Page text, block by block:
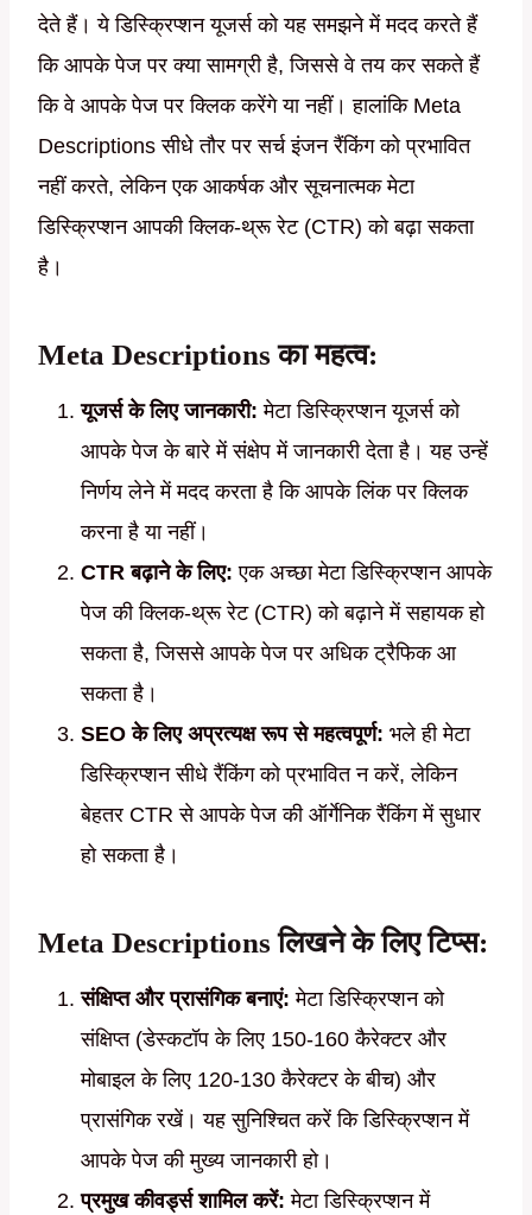
देते हैं। ये डिस्क्रिप्शन यूजर्स को यह समझने में मदद करते हैं
कि आपके पेज पर क्या सामग्री है, जिससे वे तय कर सकते हैं
कि वे आपके पेज पर क्लिक करेंगे या नहीं। हालांकि Meta
Descriptions सीधे तौर पर सर्च इंजन रैंकिंग को प्रभावित
नहीं करते, लेकिन एक आकर्षक और सूचनात्मक मेटा
डिस्क्रिप्शन आपकी क्लिक-थ्रू रेट (CTR) को बढ़ा सकता
है।
Meta Descriptions का महत्व:
यूजर्स के लिए जानकारी: मेटा डिस्क्रिप्शन यूजर्स को
आपके पेज के बारे में संक्षेप में जानकारी देता है। यह उन्हें
निर्णय लेने में मदद करता है कि आपके लिंक पर क्लिक
करना है या नहीं।
CTR बढ़ाने के लिए: एक अच्छा मेटा डिस्क्रिप्शन आपके
पेज की क्लिक-थ्रू रेट (CTR) को बढ़ाने में सहायक हो
सकता है, जिससे आपके पेज पर अधिक ट्रैफिक आ
सकता है।
SEO के लिए अप्रत्यक्ष रूप से महत्वपूर्ण: भले ही मेटा
डिस्क्रिप्शन सीधे रैंकिंग को प्रभावित न करें, लेकिन
बेहतर CTR से आपके पेज की ऑर्गेनिक रैंकिंग में सुधार
हो सकता है।
Meta Descriptions लिखने के लिए टिप्स:
संक्षिप्त और प्रासंगिक बनाएं: मेटा डिस्क्रिप्शन को
संक्षिप्त (डेस्कटॉप के लिए 150-160 कैरेक्टर और
मोबाइल के लिए 120-130 कैरेक्टर के बीच) और
प्रासंगिक रखें। यह सुनिश्चित करें कि डिस्क्रिप्शन में
आपके पेज की मुख्य जानकारी हो।
प्रमुख कीवर्ड्स शामिल करें: मेटा डिस्क्रिप्शन में